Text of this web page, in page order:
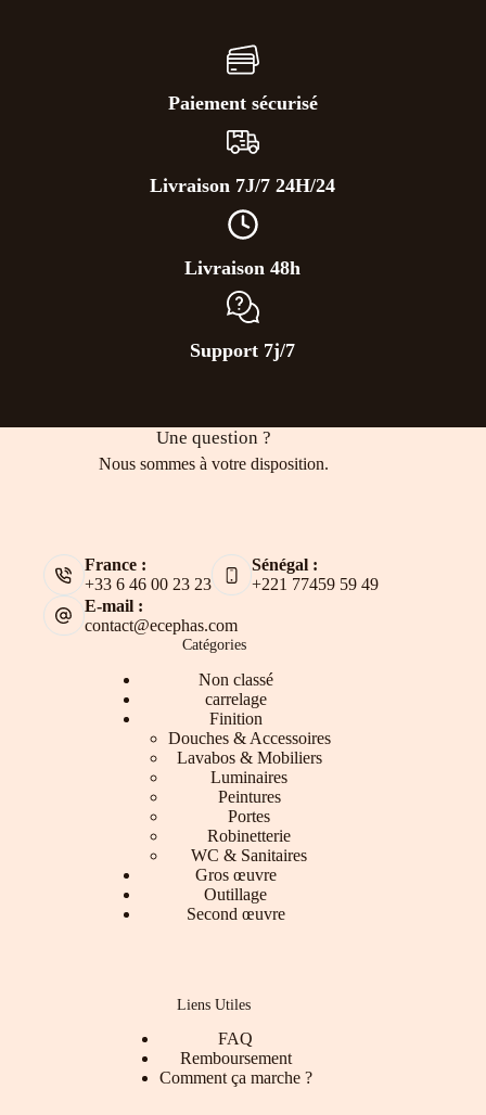
Paiement sécurisé
Livraison 7J/7 24H/24
Livraison 48h
Support 7j/7
Une question ?
Nous sommes à votre disposition.
France :
+33 6 46 00 23 23
Sénégal :
+221 77459 59 49
E-mail :
contact@ecephas.com
Catégories
Non classé
carrelage
Finition
Douches & Accessoires
Lavabos & Mobiliers
Luminaires
Peintures
Portes
Robinetterie
WC & Sanitaires
Gros œuvre
Outillage
Second œuvre
Liens Utiles
FAQ
Remboursement
Comment ça marche ?